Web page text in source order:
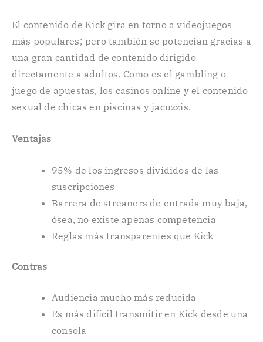
El contenido de Kick gira en torno a videojuegos
más populares; pero también se potencian gracias a
una gran cantidad de contenido dirigido
directamente a adultos. Como es el gambling o
juego de apuestas, los casinos online y el contenido
sexual de chicas en piscinas y jacuzzis.
Ventajas
95% de los ingresos divididos de las
suscripciones
Barrera de streaners de entrada muy baja,
ósea, no existe apenas competencia
Reglas más transparentes que Kick
Contras
Audiencia mucho más reducida
Es más difícil transmitir en Kick desde una
consola